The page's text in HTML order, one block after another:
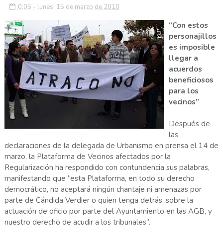
0:05 - lunes, 15 de marzo de 2010
“Con estos
personajillos
es imposible
llegar a
acuerdos
beneficiosos
para los
vecinos”
Después de
las
declaraciones de la delegada de Urbanismo en prensa el 14 de
marzo, la Plataforma de Vecinos afectados por la
Regularización ha respondido con contundencia sus palabras,
manifestando que “esta Plataforma, en todo su derecho
democrático, no aceptará ningún chantaje ni amenazas por
parte de Cándida Verdier o quien tenga detrás, sobre la
actuación de oficio por parte del Ayuntamiento en las AGB, y
nuestro derecho de acudir a los tribunales”.